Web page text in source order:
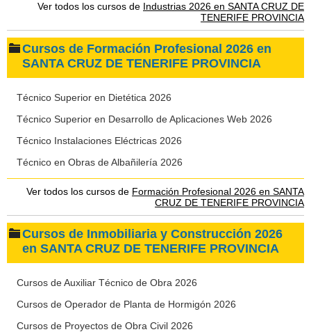
Ver todos los cursos de Industrias 2026 en SANTA CRUZ DE
TENERIFE PROVINCIA
Cursos de Formación Profesional 2026 en
SANTA CRUZ DE TENERIFE PROVINCIA
Técnico Superior en Dietética 2026
Técnico Superior en Desarrollo de Aplicaciones Web 2026
Técnico Instalaciones Eléctricas 2026
Técnico en Obras de Albañilería 2026
Ver todos los cursos de Formación Profesional 2026 en SANTA
CRUZ DE TENERIFE PROVINCIA
Cursos de Inmobiliaria y Construcción 2026
en SANTA CRUZ DE TENERIFE PROVINCIA
Cursos de Auxiliar Técnico de Obra 2026
Cursos de Operador de Planta de Hormigón 2026
Cursos de Proyectos de Obra Civil 2026